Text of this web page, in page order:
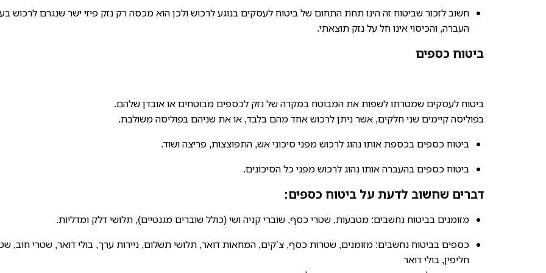
חשוב לזכור שביטוח זה הינו תחת התחום של ביטוח לעסקים בנוגע לרכוש ולכן הוא מכסה רק נזק פיזי ישר שנגרם לרכוש
העברה, והכיסוי אינו חל על נזק תוצאתי.
ביטוח כספים
ביטוח לעסקים שמטרתו לשפות את המבוטח במקרה של נזק לכספים מבוטחים או אובדן שלהם.
בפוליסה קיימים שני חלקים, אשר ניתן לרכוש אחד מהם בלבד, או את שניהם בפוליסה משולבת.
ביטוח כספים בכספת אותו נהוג לרכוש מפני סיכוני אש, התפוצצות, פריצה ושוד.
ביטוח כספים בהעברה אותו נהוג לרכוש מפני כל הסיכונים.
דברים שחשוב לדעת על ביטוח כספים:
מזומנים בביטוח נחשבים: מטבעות, שטרי כסף, שוברי קניה ושי (כולל שוברים מגנטיים), תלושי דלק ומדליות.
כספים בביטוח נחשבים: מזומנים, שטרות כסף, צ’קים, המחאות דואר, תלושי תשלום, ניירות ערך, בולי דואר, שטרי חוב,
חליפין, בולי דואר